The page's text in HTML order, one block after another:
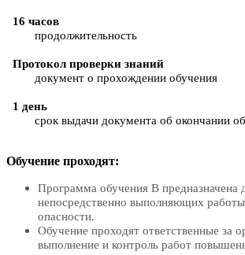
16 часов
продолжительность
Протокол проверки знаний
документ о прохождении обучения
1 день
срок выдачи документа об окончании
Обучение проходят:
Программа обучения В предназначена
непосредственно выполняющих
опасности.
Обучение проходят ответственные за
выполнение и контроль работ